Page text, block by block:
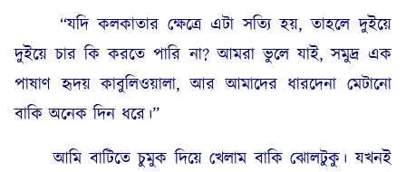
“যদি কলকাতার ক্ষেত্রে এটা সত্যি হয়, তাহলে দুইয়ে
দুইয়ে চার কি করতে পারি না? আমরা ভুলে যাই, সমুদ্র এক
পাষাণ হৃদয় কাবুলিওয়ালা, আর আমাদের ধারদেনা মেটানো
বাকি অনেক দিন ধরে।”
আমি বাটিতে চুমুক দিয়ে খেলাম বাকি ঝোলটুকু। যখনই